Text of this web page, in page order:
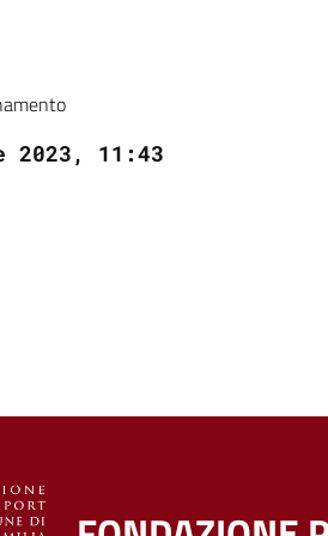
2023, 11:43